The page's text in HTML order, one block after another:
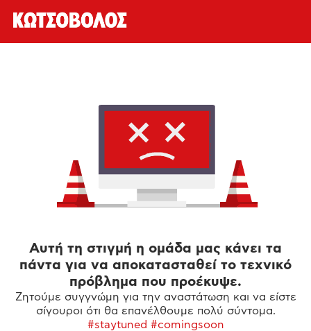
Αυτή τη στιγμή η ομάδα μας κάνει τα
πάντα για να αποκατασταθεί το τεχνικό
πρόβλημα που προέκυψε.
Ζητούμε συγγνώμη για την αναστάτωση και να είστε
σίγουροι ότι θα επανέλθουμε πολύ σύντομα.
#staytuned #comingsoon